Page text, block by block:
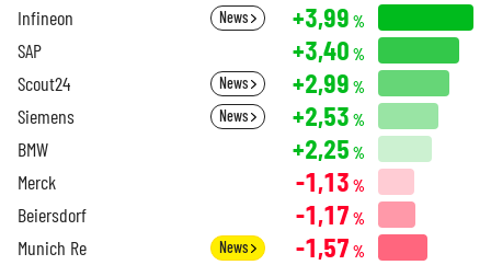
Infineon News +3,99 %
SAP +3,40 %
Scout24 News +2,99 %
Siemens News +2,53 %
BMW +2,25 %
Merck -1,13 %
Beiersdorf -1,17 %
Munich Re News -1,57 %